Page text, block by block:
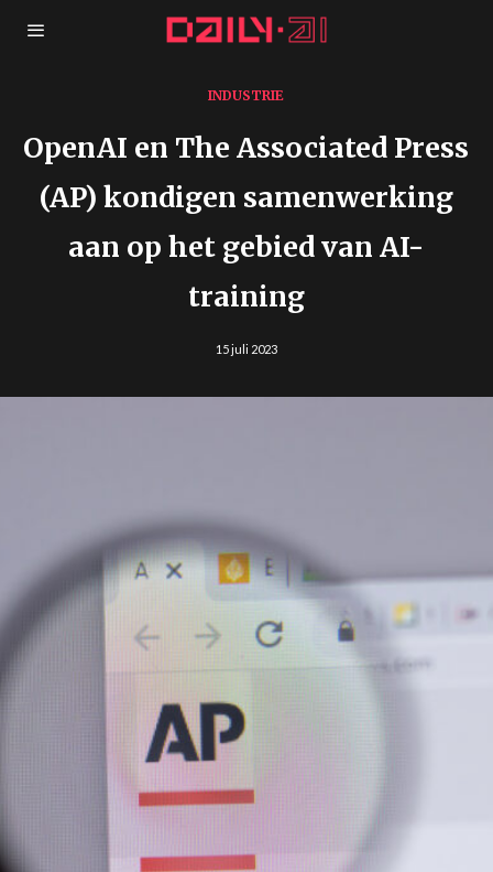
INDUSTRIE
OpenAI en The Associated Press
(AP) kondigen samenwerking
aan op het gebied van AI-
training
15 juli 2023